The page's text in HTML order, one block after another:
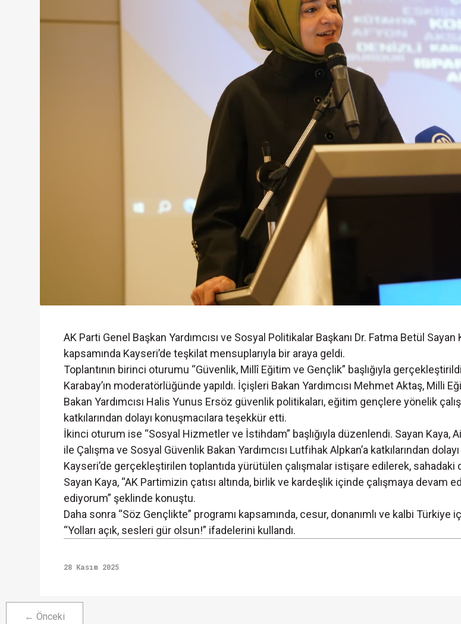
AK Parti Genel Başkan Yardımcısı ve Sosyal Politikalar Başkanı Dr. Fatma Betül
kapsamında Kayseri’de teşkilat mensuplarıyla bir araya geldi.
Toplantının birinci oturumu “Güvenlik, Millî Eğitim ve Gençlik” başlığıyla
Karabay’ın moderatörlüğünde yapıldı. İçişleri Bakan Yardımcısı Mehmet Aktaş, Milli
Bakan Yardımcısı Halis Yunus Ersöz güvenlik politikaları, eğitim gençlere yönelik
katkılarından dolayı konuşmacılara teşekkür etti.
İkinci oturum ise “Sosyal Hizmetler ve İstihdam” başlığıyla düzenlendi. Sayan Kaya,
ile Çalışma ve Sosyal Güvenlik Bakan Yardımcısı Lutfihak Alpkan’a katkılarından
Kayseri’de gerçekleştirilen toplantıda yürütülen çalışmalar istişare edilerek, sahadaki
Sayan Kaya, “AK Partimizin çatısı altında, birlik ve kardeşlik içinde çalışmaya devam
ediyorum” şeklinde konuştu.
Daha sonra “Söz Gençlikte” programı kapsamında, cesur, donanımlı ve kalbi
“Yolları açık, sesleri gür olsun!” ifadelerini kullandı.
28 Kasım 2025
← Önceki